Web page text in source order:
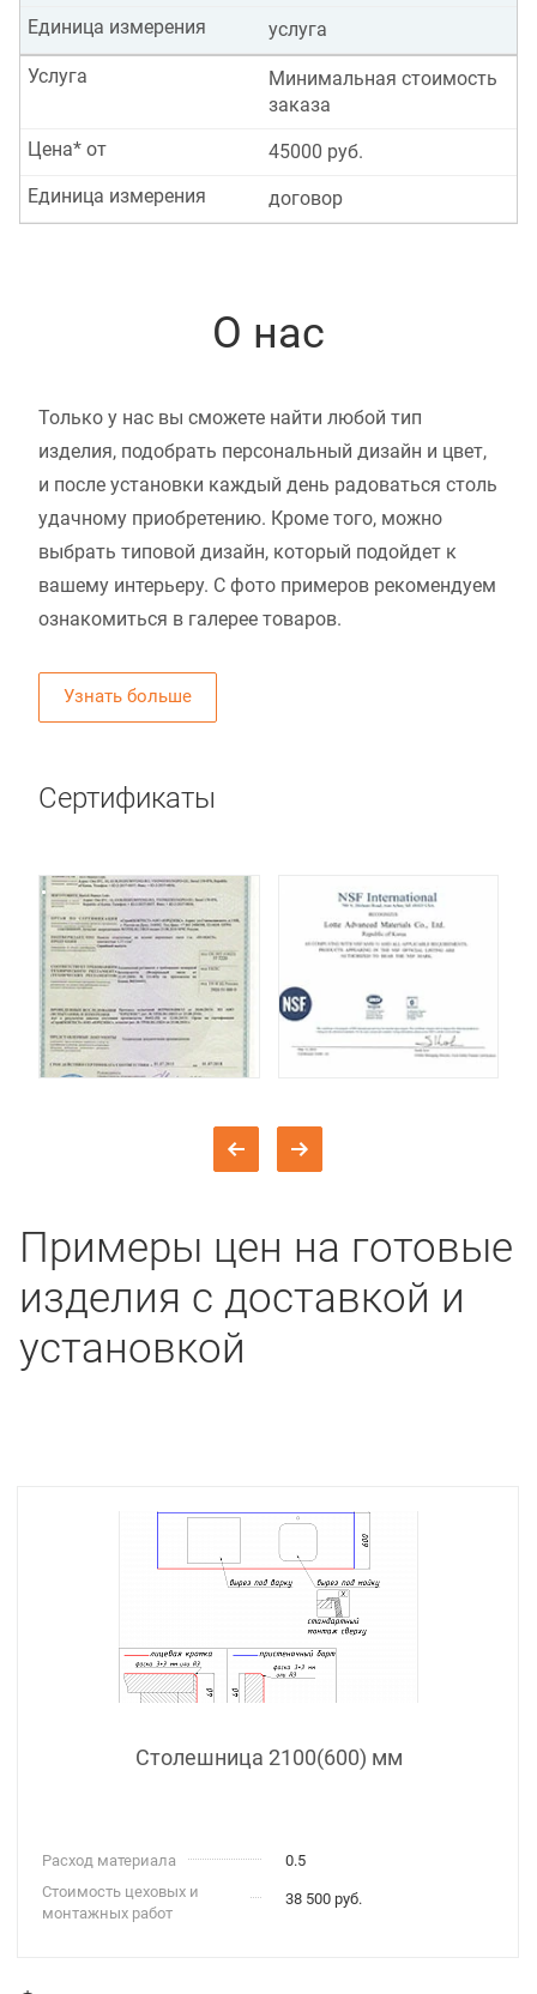
услуга
Единица измерения
Минимальная стоимость
заказа
Услуга
45000 руб.
Цена* от
договор
Единица измерения
О нас
Только у нас вы сможете найти любой тип
изделия, подобрать персональный дизайн и цвет,
и после установки каждый день радоваться столь
удачному приобретению. Кроме того, можно
выбрать типовой дизайн, который подойдет к
вашему интерьеру. С фото примеров рекомендуем
ознакомиться в галерее товаров.
Узнать больше
Сертификаты
Примеры цен на готовые
изделия с доставкой и
установкой
Столешница 2100(600) мм
Расход материала
0.5
Стоимость цеховых и
монтажных работ
38 500 руб.